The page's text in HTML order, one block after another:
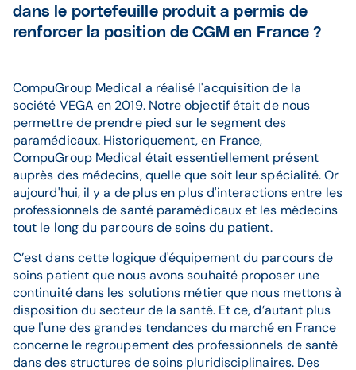
dans le portefeuille produit a permis de
renforcer la position de CGM en France ?
CompuGroup Medical a réalisé l'acquisition de la
société VEGA en 2019. Notre objectif était de nous
permettre de prendre pied sur le segment des
paramédicaux. Historiquement, en France,
CompuGroup Medical était essentiellement présent
auprès des médecins, quelle que soit leur spécialité. Or
aujourd'hui, il y a de plus en plus d'interactions entre les
professionnels de santé paramédicaux et les médecins
tout le long du parcours de soins du patient.
C’est dans cette logique d'équipement du parcours de
soins patient que nous avons souhaité proposer une
continuité dans les solutions métier que nous mettons à
disposition du secteur de la santé. Et ce, d’autant plus
que l'une des grandes tendances du marché en France
concerne le regroupement des professionnels de santé
dans des structures de soins pluridisciplinaires. Des